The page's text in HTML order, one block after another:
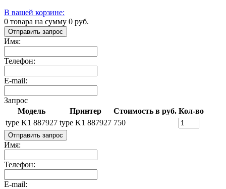
В вашей корзине:
0 товара на сумму 0 руб.
Отправить запрос
Имя:
Телефон:
E-mail:
Запрос
Модель
Принтер Стоимость в руб. Кол-во
type K1 887927 type K1 887927 750
Отправить запрос
Имя:
Телефон:
E-mail: